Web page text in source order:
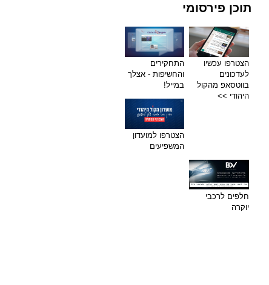
תוכן פירסומי
הצטרפו עכשיו
לעדכונים
בווטסאפ מהקול
היהודי >>
התחקירים
והחשיפות - אצלך
במייל!
הצטרפו למועדון
המשפיעים
חלפים לרכבי
יוקרה